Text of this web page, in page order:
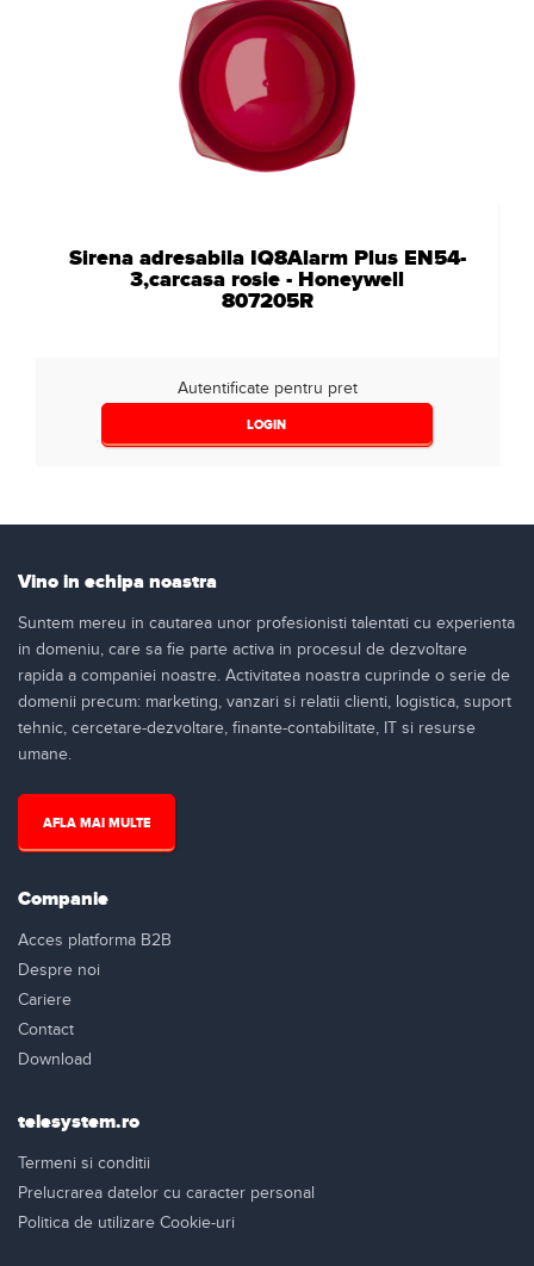
Sirena adresabila IQ8Alarm Plus EN54-
3,carcasa rosie - Honeywell
807205R
Autentificate pentru pret
LOGIN
Vino in echipa noastra
Suntem mereu in cautarea unor profesionisti talentati cu experienta
in domeniu, care sa fie parte activa in procesul de dezvoltare
rapida a companiei noastre. Activitatea noastra cuprinde o serie de
domenii precum: marketing, vanzari si relatii clienti, logistica, suport
tehnic, cercetare-dezvoltare, finante-contabilitate, IT si resurse
umane.
AFLA MAI MULTE
Companie
Acces platforma B2B
Despre noi
Cariere
Contact
Download
telesystem.ro
Termeni si conditii
Prelucrarea datelor cu caracter personal
Politica de utilizare Cookie-uri